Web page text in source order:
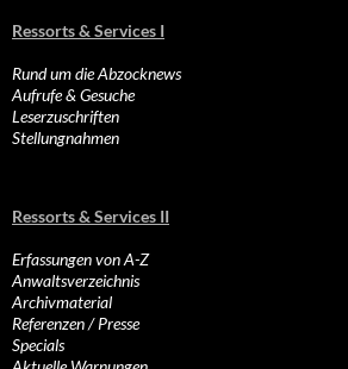
Ressorts & Services I
Rund um die Abzocknews
Aufrufe & Gesuche
Leserzuschriften
Stellungnahmen
Ressorts & Services II
Erfassungen von A-Z
Anwaltsverzeichnis
Archivmaterial
Referenzen / Presse
Specials